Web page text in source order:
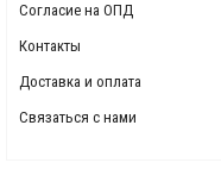
Согласие на ОПД
Контакты
Доставка и оплата
Связаться с нами